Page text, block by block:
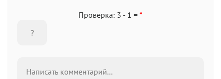
Проверка: 3 - 1 = *